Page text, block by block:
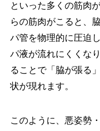
といった多くの筋肉
らの筋肉がこると、
パ管を物理的に圧迫
パ液が流れにくくな
ることで「脇が張る
状が現れます。
このように、悪姿勢